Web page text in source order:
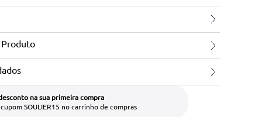
na sua primeira compra
SOULIER15 no carrinho de compras